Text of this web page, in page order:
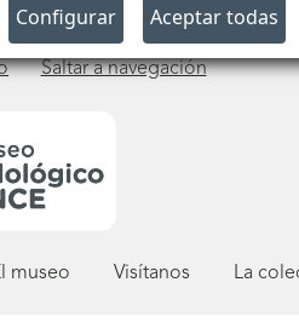
Saltar a navegación
museo Visítanos La